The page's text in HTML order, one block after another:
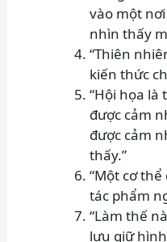
vào một
nhìn thấy
“Thiên
kiến thức
“Hội họa
được cảm
được cảm
thấy.”
“Một cơ
tác phẩm
“Làm thế
lưu giữ